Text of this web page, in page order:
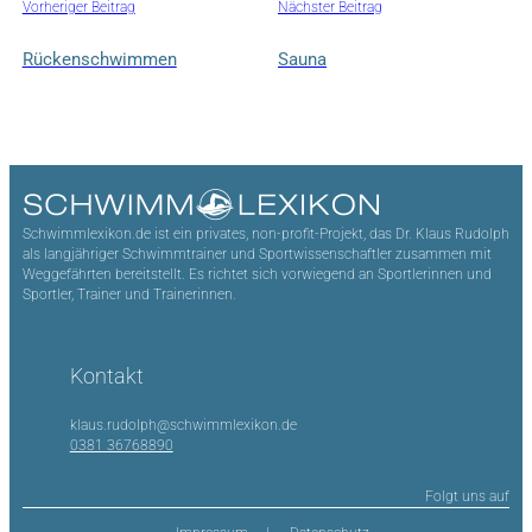
Vorheriger Beitrag
Rückenschwimmen
Nächster Beitrag
Sauna
Schwimmlexikon.de ist ein privates, non-profit-Projekt, das Dr. Klaus Rudolph
als langjähriger Schwimmtrainer und Sportwissenschaftler zusammen mit
Weggefährten bereitstellt. Es richtet sich vorwiegend an Sportlerinnen und
Sportler, Trainer und Trainerinnen.
Kontakt
klaus.rudolph@schwimmlexikon.de
0381 36768890
Folgt uns auf